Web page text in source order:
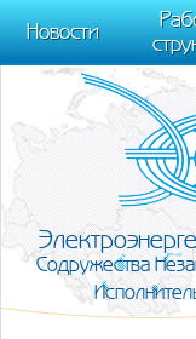
m[i].l=1*new Date(); for
trackLinks:true,
Новости
Содружества